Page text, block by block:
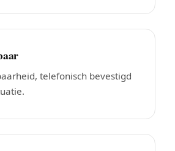
telefonisch bevestigd